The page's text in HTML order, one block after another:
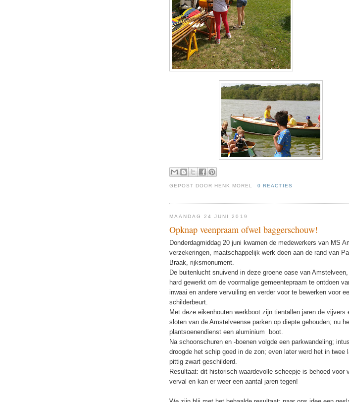
GEPOST DOOR HENK MOREL 0 REACTIES
MAANDAG 24 JUNI 2019
Opknap veenpraam ofwel baggerschouw!
Donderdagmiddag 20 juni kwamen de medewerkers van MS
verzekeringen, maatschappelijk werk doen aan de rand van
Braak, rijksmonument.
De buitenlucht snuivend in deze groene oase van
hard gewerkt om de voormalige gemeentepraam te ontdoen
inwaai en andere vervuiling en verder voor te bewerken voor
schilderbeurt.
Met deze eikenhouten werkboot zijn tientallen jaren de vijvers
sloten van de Amstelveense parken op diepte gehouden; nu
plantsoenendienst een aluminium boot.
Na schoonschuren en -boenen volgde een parkwandeling;
droogde het schip goed in de zon; even later werd het in twee
pittig zwart geschilderd.
Resultaat: dit historisch-waardevolle scheepje is behoed voor
verval en kan er weer een aantal jaren tegen!